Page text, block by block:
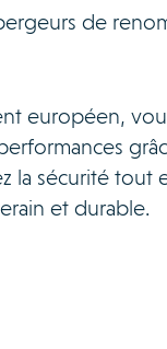
de
européen,
la sécurité tout
et durable.